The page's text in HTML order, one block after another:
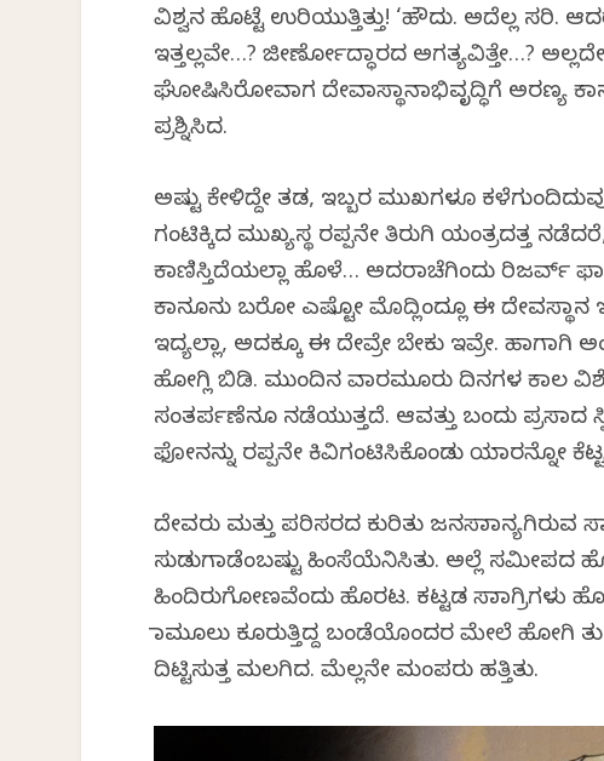
ವಿಶ್ವನ ಹೊಟ್ಟೆ ಉರಿಯುತ್ತಿತ್ತು! ‘ಹೌದು. ಅದೆಲ್ಲ ಸರಿ.
ಇತ್ತಲ್ಲವೇ…? ಜೀರ್ಣೋದ್ಧಾರದ ಅಗತ್ಯವಿತ್ತೇ…?
ಘೋಷಿಸಿರೋವಾಗ ದೇವಾಸ್ಥಾನಾಭಿವೃದ್ಧಿಗೆ ಅರಣ್ಯ
ಪ್ರಶ್ನಿಸಿದ.
ಅಷ್ಟು ಕೇಳಿದ್ದೇ ತಡ, ಇಬ್ಬರ ಮುಖಗಳೂ
ಗಂಟಿಕ್ಕಿದ ಮುಖ್ಯಸ್ಥ ರಪ್ಪನೇ ತಿರುಗಿ ಯಂತ್ರದತ್ತ
ಕಾಣಿಸ್ತಿದೆಯಲ್ಲಾ ಹೊಳೆ… ಅದರಾಚೆಗಿಂದು ರಿಜರ್ವ್
ಕಾನೂನು ಬರೋ ಎಷ್ಟೋ ಮೊದ್ಲಿಂದ್ಲೂ ಈ ದೇವಸ್ಥಾನ
ಇದ್ಯಲ್ಲಾ, ಅದಕ್ಕೂ ಈ ದೇವ್ರೇ ಬೇಕು ಇವ್ರೇ. ಹಾಗಾಗಿ
ಹೋಗ್ಲಿ ಬಿಡಿ. ಮುಂದಿನ ವಾರಮೂರು ದಿನಗಳ ಕಾಲ
ಸಂತರ್ಪಣೆನೂ ನಡೆಯುತ್ತದೆ. ಆವತ್ತು ಬಂದು ಪ್ರಸಾದ
ಫೋನನ್ನು ರಪ್ಪನೇ ಕಿವಿಗಂಟಿಸಿಕೊಂಡು ಯಾರನ್ನೋ
ದೇವರು ಮತ್ತು ಪರಿಸರದ ಕುರಿತು ಜನಸಾಮಾನ್ಯಗಿರುವ
ಸುಡುಗಾಡೆಂಬಷ್ಟು ಹಿಂಸೆಯೆನಿಸಿತು. ಅಲ್ಲೆ
ಹಿಂದಿರುಗೋಣವೆಂದು ಹೊರಟ. ಕಟ್ಟಡ ಸಾಮಾಗ್ರಿಗಳು
ಮಾಮೂಲು ಕೂರುತ್ತಿದ್ದ ಬಂಡೆಯೊಂದರ ಮೇಲೆ ಹೋಗಿ
ದಿಟ್ಟಿಸುತ್ತ ಮಲಗಿದ. ಮೆಲ್ಲನೇ ಮಂಪರು ಹತ್ತಿತು.